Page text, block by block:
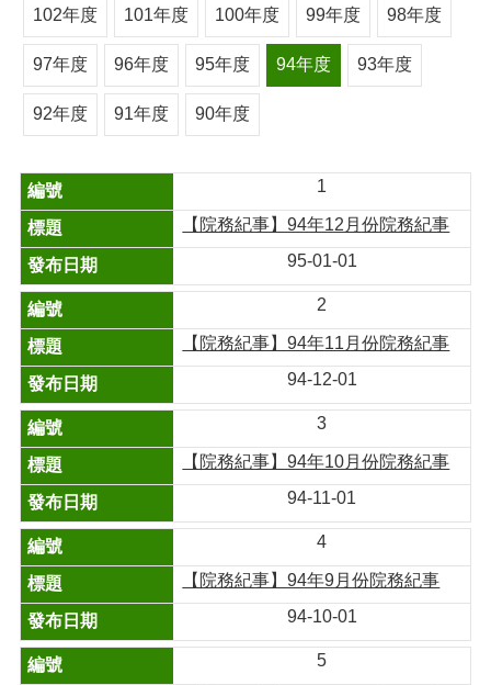
102年度 101年度 100年度 99年度 98年度
97年度 96年度 95年度 94年度 93年度
92年度 91年度 90年度
1
【院務紀事】94年12月份院務紀事
95-01-01
2
【院務紀事】94年11月份院務紀事
94-12-01
3
【院務紀事】94年10月份院務紀事
94-11-01
4
【院務紀事】94年9月份院務紀事
94-10-01
5